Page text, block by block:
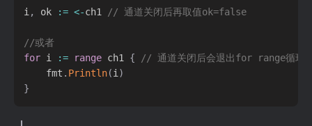
i, ok := <-ch1 // 通道关闭后再取值ok=false
//或者
for i := range ch1 {
// 通道关闭后会退出for range循环
    fmt
. Println(i)
}